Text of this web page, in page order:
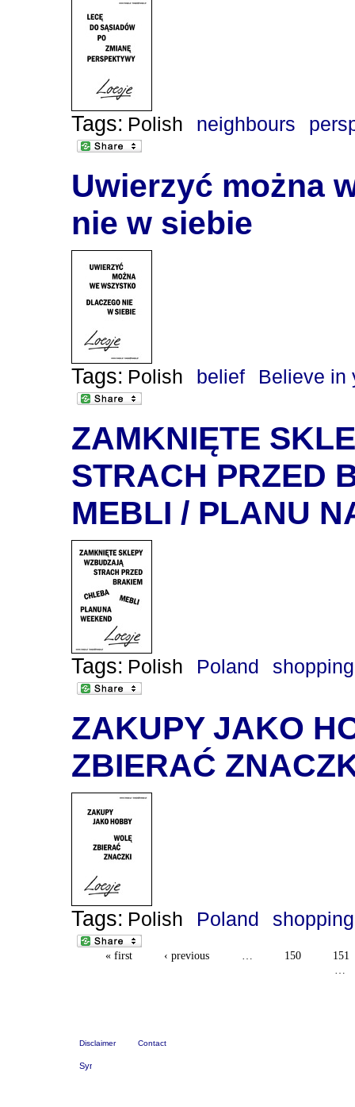
Tags: Polish neighbours
Uwierzyć można
nie w siebie
Tags: Polish belief Believe in
ZAMKNIĘTE
STRACH PRZED
MEBLI / PLANU
Tags: Polish Poland shopping
ZAKUPY JAKO
ZBIERAĆ
Tags: Polish Poland shopping
« first ‹ previous … 150
151
…
Disclaimer Contact